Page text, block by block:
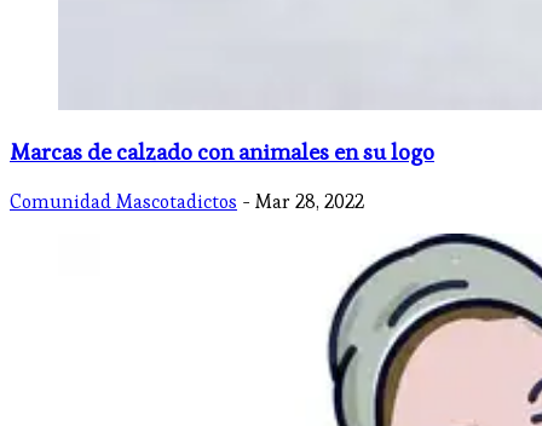
​Marcas de calzado con animales en su logo
Comunidad Mascotadictos - Mar 28, 2022